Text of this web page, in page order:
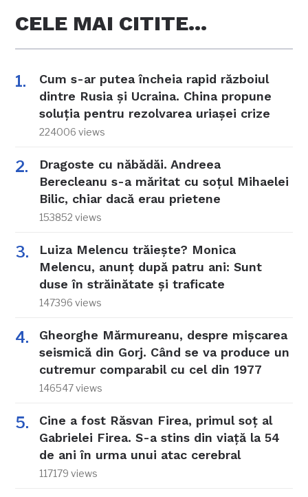
CELE MAI CITITE…
Cum s-ar putea încheia rapid războiul
dintre Rusia și Ucraina. China propune
soluția pentru rezolvarea uriașei crize
224006 views
Dragoste cu năbădăi. Andreea
Berecleanu s-a măritat cu soțul Mihaelei
Bilic, chiar dacă erau prietene
153852 views
Luiza Melencu trăiește? Monica
Melencu, anunț după patru ani: Sunt
duse în străinătate și traficate
147396 views
Gheorghe Mărmureanu, despre mișcarea
seismică din Gorj. Când se va produce un
cutremur comparabil cu cel din 1977
146547 views
Cine a fost Răsvan Firea, primul soț al
Gabrielei Firea. S-a stins din viață la 54
de ani în urma unui atac cerebral
117179 views